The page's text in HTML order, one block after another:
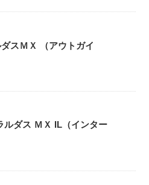
スＭＸ （アウトガイ
ルダス ＭＸ IL（インター